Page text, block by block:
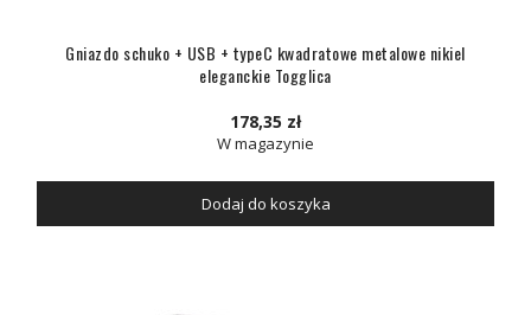
Gniazdo schuko + USB + typeC kwadratowe metalowe nikiel
eleganckie Togglica
178,35 zł
W magazynie
Dodaj do koszyka